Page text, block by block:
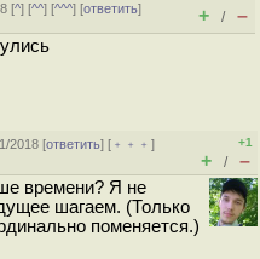
[^] [^^] [^^^] [ответить]
+ / –
2018 [ответить] [ ﹢﹢﹢]
+1
+ / –
времени? Я не
шагаем. (Только
поменяется.)